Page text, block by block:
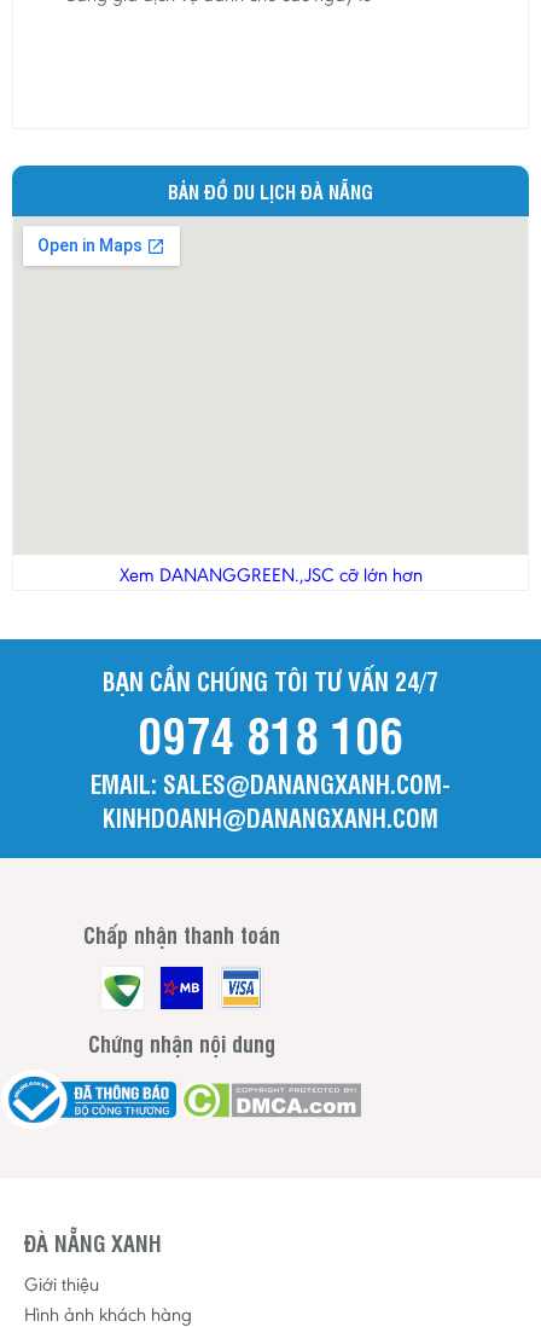
Quảng Bình
Quảng Ngãi
Quảng Ninh
Tuyên Quang
BẢN ĐỒ DU LỊCH ĐÀ NẴNG
Xem DANANGGREEN.,JSC cỡ lớn hơn
BẠN CẦN CHÚNG TÔI TƯ VẤN 24/7
0974 818 106
EMAIL: SALES@DANANGXANH.COM-
KINHDOANH@DANANGXANH.COM
Chấp nhận thanh toán
Chứng nhận nội dung
ĐÀ NẴNG XANH
Giới thiệu
Hình ảnh khách hàng